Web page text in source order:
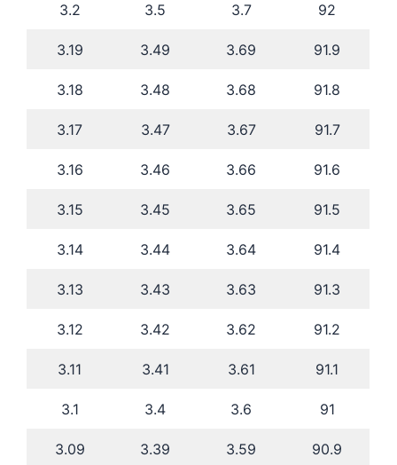
3.2 3.5 3.7 92
3.19 3.49 3.69 91.9
3.18 3.48 3.68 91.8
3.17 3.47 3.67 91.7
3.16 3.46 3.66 91.6
3.15 3.45 3.65 91.5
3.14 3.44 3.64 91.4
3.13 3.43 3.63 91.3
3.12 3.42 3.62 91.2
3.11 3.41 3.61 91.1
3.1 3.4 3.6 91
3.09 3.39 3.59 90.9